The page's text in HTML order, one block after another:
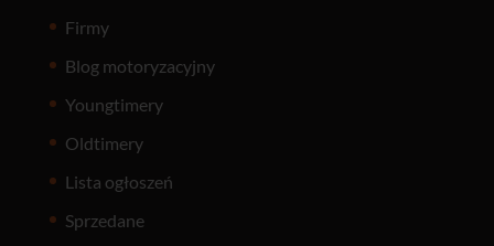
Firmy
Blog motoryzacyjny
Youngtimery
Oldtimery
Lista ogłoszeń
Sprzedane